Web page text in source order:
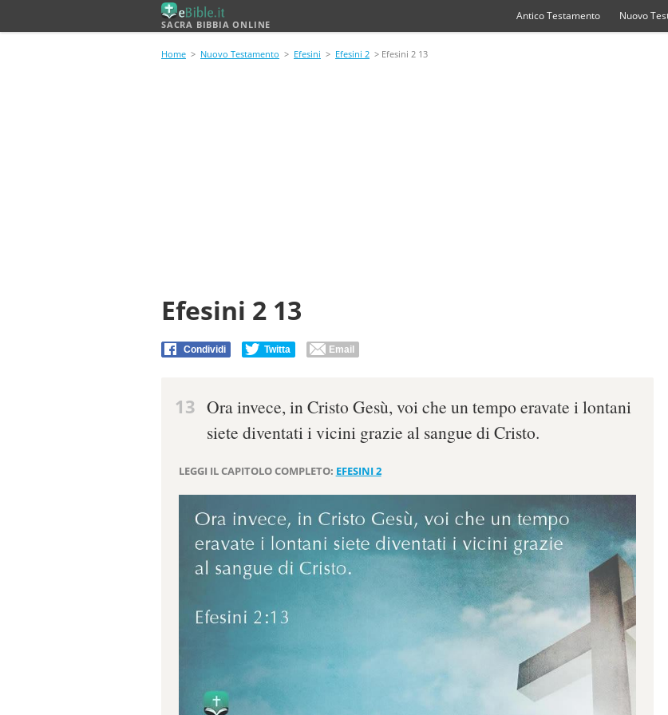
SACRA BIBBIA ONLINE
Antico Testamento Nuovo
Home > Nuovo Testamento > Efesini > Efesini 2 > Efesini 2 13
Efesini 2 13
Condividi Twitta Email
13 Ora invece, in Cristo Gesù, voi che un tempo eravate i lontani
siete diventati i vicini grazie al sangue di Cristo.
LEGGI IL CAPITOLO COMPLETO: EFESINI 2